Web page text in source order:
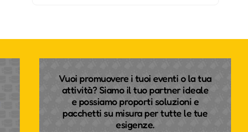
Vuoi promuovere i tuoi eventi o la tua
attività? Siamo il tuo partner ideale
e possiamo proporti soluzioni e
pacchetti su misura per tutte le tue
esigenze.